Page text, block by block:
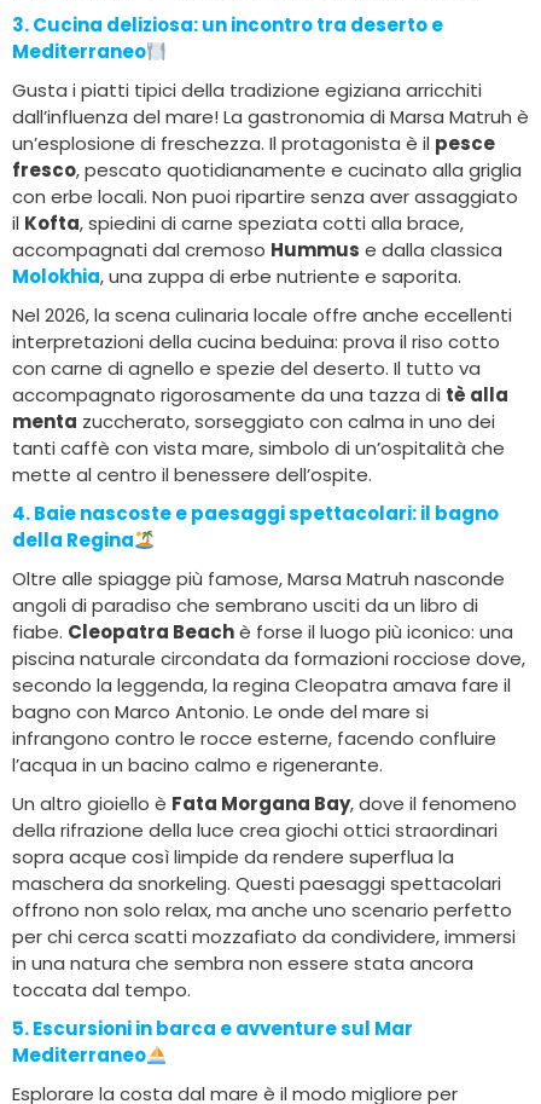
3. Cucina deliziosa: un incontro tra deserto e
Mediterraneo
Gusta i piatti tipici della tradizione egiziana arricchiti
dall’influenza del mare! La gastronomia di Marsa Matruh è
un’esplosione di freschezza. Il protagonista è il pesce
fresco, pescato quotidianamente e cucinato alla griglia
con erbe locali. Non puoi ripartire senza aver assaggiato
il Kofta, spiedini di carne speziata cotti alla brace,
accompagnati dal cremoso Hummus e dalla classica
Molokhia, una zuppa di erbe nutriente e saporita.
Nel 2026, la scena culinaria locale offre anche eccellenti
interpretazioni della cucina beduina: prova il riso cotto
con carne di agnello e spezie del deserto. Il tutto va
accompagnato rigorosamente da una tazza di tè alla
menta zuccherato, sorseggiato con calma in uno dei
tanti caffè con vista mare, simbolo di un’ospitalità che
mette al centro il benessere dell’ospite.
4. Baie nascoste e paesaggi spettacolari: il bagno
della Regina
Oltre alle spiagge più famose, Marsa Matruh nasconde
angoli di paradiso che sembrano usciti da un libro di
fiabe. Cleopatra Beachè forse il luogo più iconico: una
piscina naturale circondata da formazioni rocciose dove,
secondo la leggenda, la regina Cleopatra amava fare il
bagno con Marco Antonio. Le onde del mare si
infrangono contro le rocce esterne, facendo confluire
l’acqua in un bacino calmo e rigenerante.
Un altro gioiello è Fata Morgana Bay, dove il fenomeno
della rifrazione della luce crea giochi ottici straordinari
sopra acque così limpide da rendere superflua la
maschera da snorkeling. Questi paesaggi spettacolari
offrono non solo relax, ma anche uno scenario perfetto
per chi cerca scatti mozzafiato da condividere, immersi
in una natura che sembra non essere stata ancora
toccata dal tempo.
5. Escursioni in barca e avventure sul Mar
Mediterraneo
Esplorare la costa dal mare è il modo migliore per